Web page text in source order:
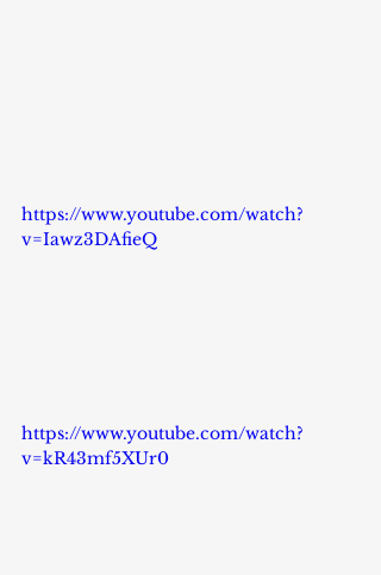
https://www.youtube.com/watch?
v=Iawz3DAfieQ
https://www.youtube.com/watch?
v=kR43mf5XUr0